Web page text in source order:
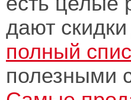
дают
полный
полезными